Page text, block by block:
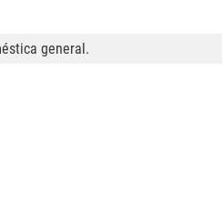
general.